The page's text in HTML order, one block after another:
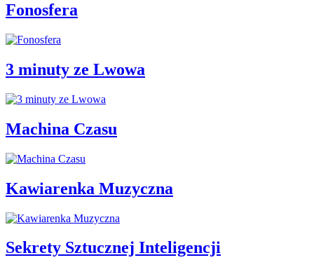
Fonosfera
3 minuty ze Lwowa
Machina Czasu
Kawiarenka Muzyczna
Sekrety Sztucznej Inteligencji